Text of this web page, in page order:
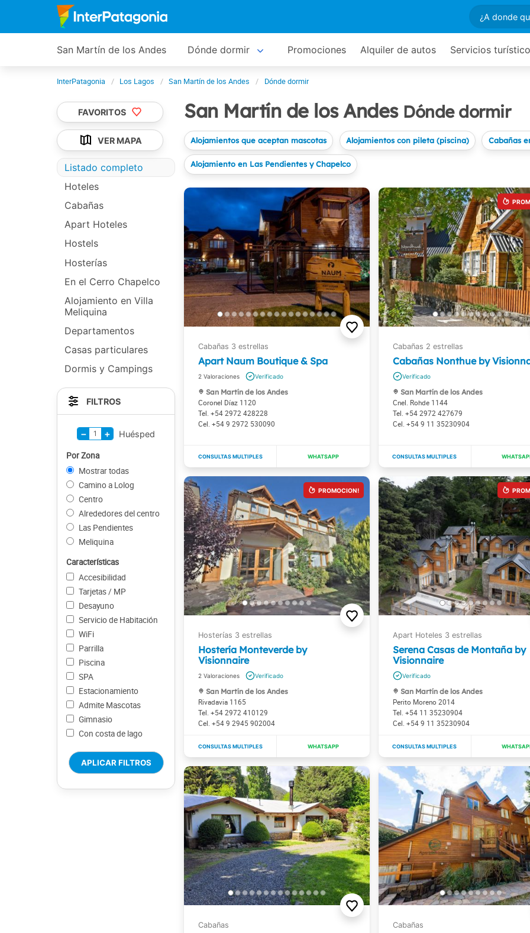
San Martín de los Andes Dónde dormir Promociones Alquiler de autos Servicios
InterPatagonia Los Lagos San Martín de los Andes Dónde dormir
San Martín de los Andes Dónde dormir
Alojamientos que aceptan mascotas Alojamientos con pileta (piscina) Cabañas
Alojamiento en Las Pendientes y Chapelco
Apart Naum Boutique & Spa
2
San Martín de los Andes
Coronel Díaz 1120
+54 2972 428228
+54 9 2972 530090
Cabañas Nonthue by
San Martín de los Andes
Cnel. Rohde 1144
+54 2972 427679
+54 9 11 35230904
Hostería Monteverde by
Visionnaire
2
San Martín de los Andes
Rivadavia 1165
+54 2972 410129
+54 9 2945 902004
Serena Casas de Montaña by
Visionnaire
San Martín de los Andes
Perito Moreno 2014
+54 11 35230904
+54 9 11 35230904
FAVORITOS
VER MAPA
Listado completo
Hoteles
Cabañas
Apart Hoteles
Hostels
Hosterías
En el Cerro Chapelco
Alojamiento en Villa
Meliquina
Departamentos
Casas particulares
Dormis y Campings
FILTROS
− 1 + Huésped
Por Zona
Mostrar todas
Camino a Lolog
Centro
Alrededores del centro
Las Pendientes
Meliquina
Características
Accesibilidad
Tarjetas / MP
Desayuno
Servicio de Habitación
WiFi
Parrilla
Piscina
SPA
Estacionamiento
Admite Mascotas
Gimnasio
Con costa de lago
APLICAR FILTROS